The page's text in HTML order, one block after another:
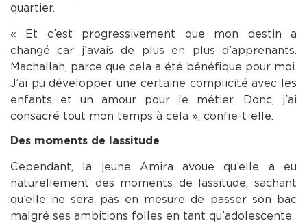
quartier.
« Et c’est progressivement que mon destin a
changé car j’avais de plus en plus d’apprenants.
Machallah, parce que cela a été bénéfique pour moi.
J’ai pu développer une certaine complicité avec les
enfants et un amour pour le métier. Donc, j’ai
consacré tout mon temps à cela », confie-t-elle.
Des moments de lassitude
Cependant, la jeune Amira avoue qu’elle a eu
naturellement des moments de lassitude, sachant
qu’elle ne sera pas en mesure de passer son bac
malgré ses ambitions folles en tant qu’adolescente.